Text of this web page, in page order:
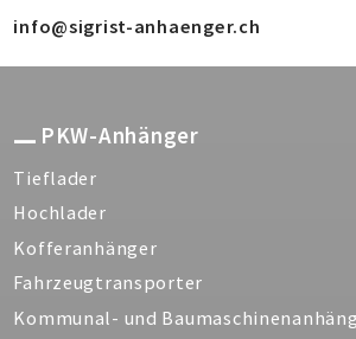
info@sigrist-anhaenger.ch
PKW-Anhänger
Tieflader
Hochlader
Kofferanhänger
Fahrzeugtransporter
Kommunal- und